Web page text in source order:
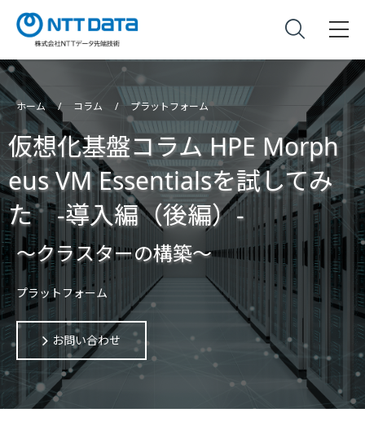
ホーム コラム プラットフォーム
仮想化基盤コラム HPE Morph
eus VM Essentialsを試してみ
た -導入編（後編）-
～クラスターの構築～
プラットフォーム
お問い合わせ